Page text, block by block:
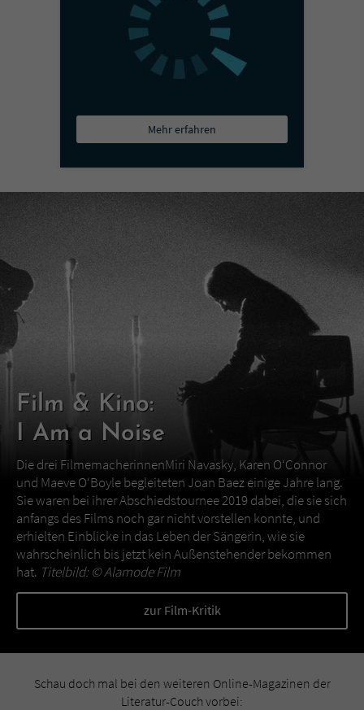
Mehr erfahren
Film & Kino:
I Am a Noise
Die drei FilmemacherinnenMiri Navasky, Karen O‘Connor
und Maeve O‘Boyle begleiteten Joan Baez einige Jahre lang.
Sie waren bei ihrer Abschiedstournee 2019 dabei, die sie sich
anfangs des Films noch gar nicht vorstellen konnte, und
erhielten Einblicke in das Leben der Sängerin, wie sie
wahrscheinlich bis jetzt kein Außenstehender bekommen
hat. Titelbild: ©Alamode Film
zur Film-Kritik
Schau doch mal bei den weiteren Online-Magazinen der
Literatur-Couch vorbei: